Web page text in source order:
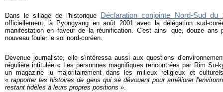
Dans le sillage de l'historique Déclaration conjointe Nord-Sud du
officiellement, à Pyongyang en août 2001 avec la délégation sud-
manifestation en faveur de la réunification. C'est ainsi que, douze
nouveau fouler le sol nord-coréen.
Devenue journaliste, elle s'intéressa aussi aux questions
régulière intitulée « Les personnes magnifiques rencontrées par Rim
un magazine lu majoritairement dans les milieux religieux et
«rapporter les histoires de gens qui se dévouent pour améliorer
restant fidèles à leurs propres positions ».